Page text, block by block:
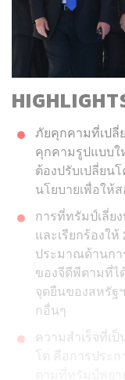
ภัยคุกคามที่เปลี่
คุกคามรูปแบบใ
ต้องปรับเปลี่ยน
นโยบายเพื่อให้
การที่ทรัมป์เลี่ย
และเรียกร้องใ
ประมาณด้านกา
ของจีดีพีตามที่
จุดยืนของสหรัฐ
กอื่นๆ
ความสำเร็จที่เ
โต คือการประก